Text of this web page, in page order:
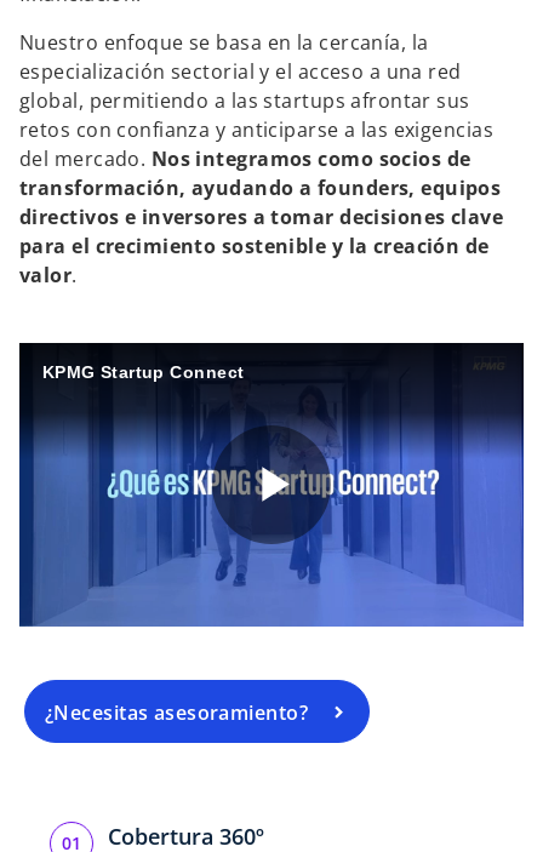
Nuestro enfoque se basa en la cercanía, la
especialización sectorial y el acceso a una red
global, permitiendo a las startups afrontar sus
retos con confianza y anticiparse a las exigencias
del mercado. Nos integramos como socios de
transformación, ayudando a founders, equipos
directivos e inversores a tomar decisiones clave
para el crecimiento sostenible y la creación de
valor.
KPMG Startup Connect
P
l
¿Necesitas asesoramiento?
Cobertura 360º